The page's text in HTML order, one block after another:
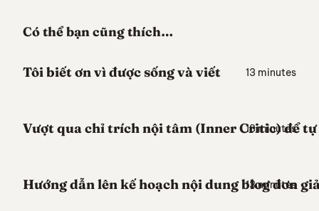
Có thể bạn cũng thích…
Tôi biết ơn vì được sống và viết 13 minutes
Vượt qua chỉ trích nội tâm (Inner Critic) để
18 minutes
Hướng dẫn lên kế hoạch nội dung blog đơn
13 minutes